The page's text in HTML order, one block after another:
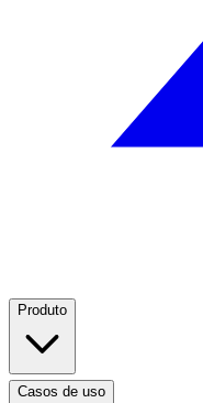
Produto
Casos de uso